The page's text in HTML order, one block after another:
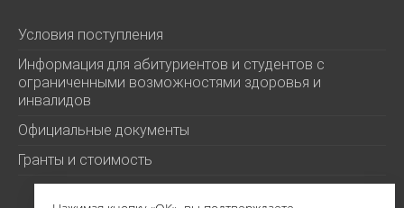
Условия поступления
Информация для абитуриентов и студентов с
ограниченными возможностями здоровья и
инвалидов
Официальные документы
Гранты и стоимость